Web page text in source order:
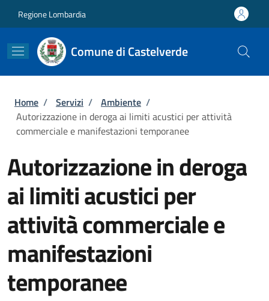
Regione Lombardia
Comune di Castelverde
Briciole di pane
Home / Servizi / Ambiente /
Autorizzazione in deroga ai limiti acustici per attività
commerciale e manifestazioni temporanee
Autorizzazione in deroga
ai limiti acustici per
attività commerciale e
manifestazioni
temporanee